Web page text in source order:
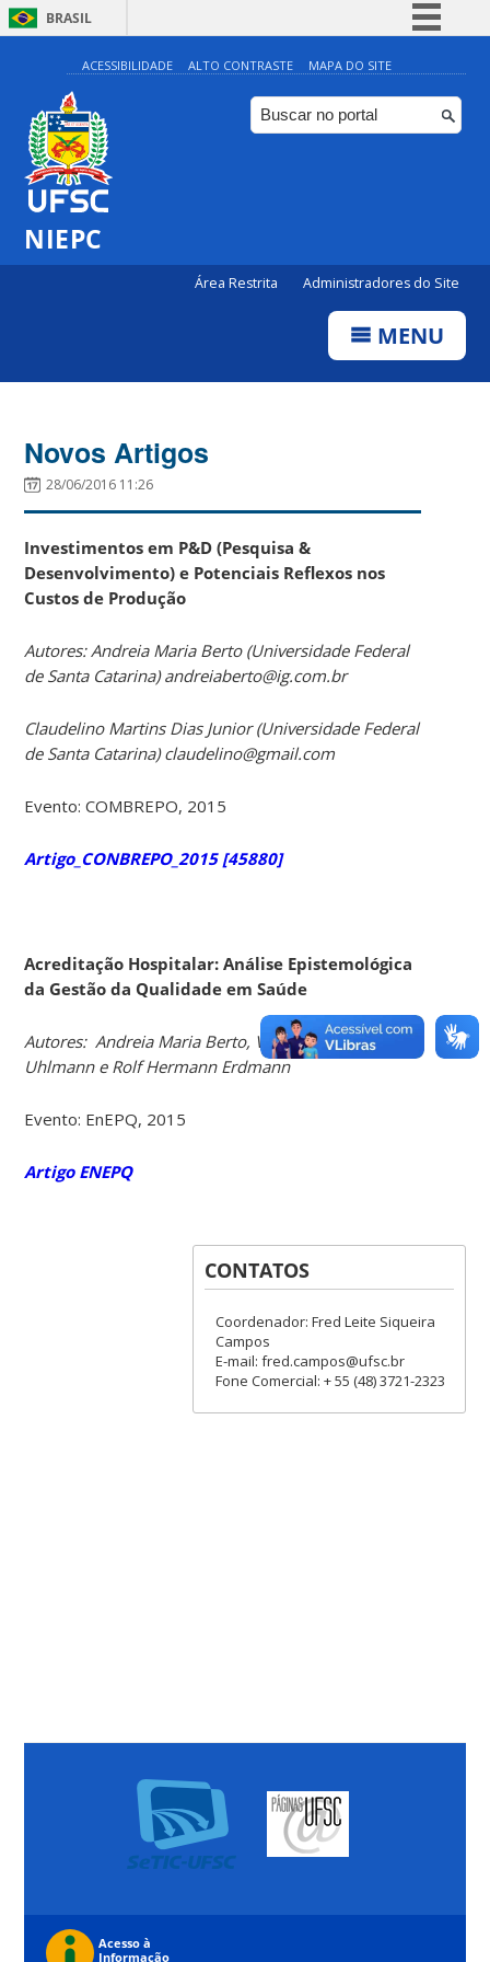
BRASIL
Simplifique!
Comunica BR
Participe
ACESSIBILIDADE ALTO CONTRASTE MAPA DO SITE
NIEPC
Área Restrita Administradores do Site
MENU
Novos Artigos
28/06/2016 11:26
Investimentos em P&D (Pesquisa &
Desenvolvimento) e Potenciais Reflexos nos
Custos de Produção
Autores: Andreia Maria Berto (Universidade Federal
de Santa Catarina) andreiaberto@ig.com.br
Claudelino Martins Dias Junior (Universidade Federal
de Santa Catarina) claudelino@gmail.com
Evento: COMBREPO, 2015
Artigo_CONBREPO_2015 [45880]
Acreditação Hospitalar: Análise Epistemológica
da Gestão da Qualidade em Saúde
Autores: Andreia Maria Berto, Vivian Osmari
Uhlmann e Rolf Hermann Erdmann
Evento: EnEPQ, 2015
Artigo ENEPQ
CONTATOS
Coordenador: Fred Leite Siqueira
Campos
E-mail: fred.campos@ufsc.br
Fone Comercial: + 55 (48) 3721-2323